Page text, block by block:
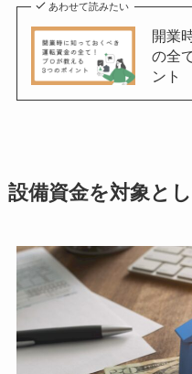
あわせて読みたい
開業
の全
ント
設備資金を対象と